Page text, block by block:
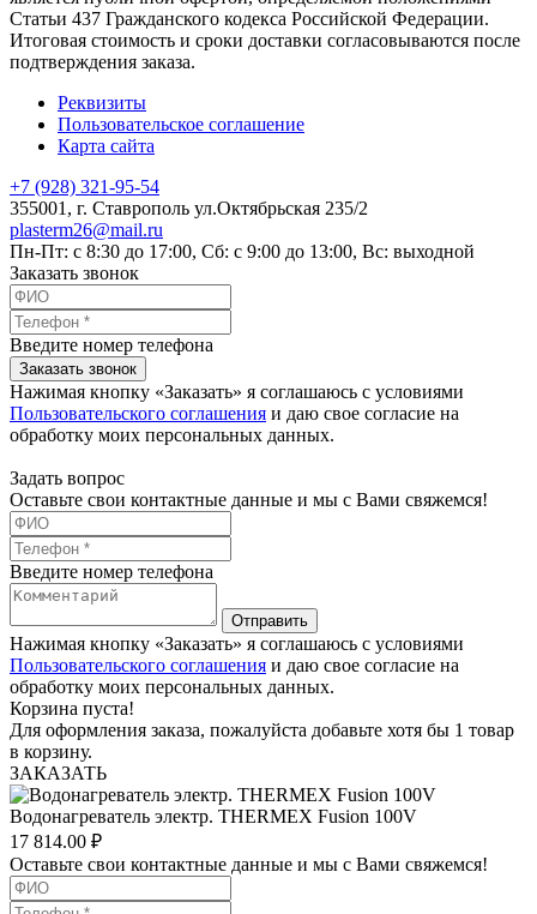
Статьи 437 Гражданского кодекса Российской Федерации.
Итоговая стоимость и сроки доставки согласовываются после
подтверждения заказа.
Реквизиты
Пользовательское соглашение
Карта сайта
+7 (928) 321-95-54
355001 , г. Ставрополь ул.Октябрьская 235/2
plasterm26@mail.ru
Пн-Пт: с 8:30 до 17:00, Сб: с 9:00 до 13:00, Вс: выходной
Заказать звонок
Введите номер телефона
Заказать звонок
Нажимая кнопку «Заказать» я соглашаюсь с условиями
Пользовательского соглашения и даю свое согласие на
обработку моих персональных данных.
Задать вопрос
Оставьте свои контактные данные и мы с Вами свяжемся!
Введите номер телефона
Отправить
Нажимая кнопку «Заказать» я соглашаюсь с условиями
Пользовательского соглашения и даю свое согласие на
обработку моих персональных данных.
Корзина пуста!
Для оформления заказа, пожалуйста добавьте хотя бы 1 товар
в корзину.
ЗАКАЗАТЬ
Водонагреватель электр. THERMEX Fusion 100V
17 814.00 ₽
Оставьте свои контактные данные и мы с Вами свяжемся!